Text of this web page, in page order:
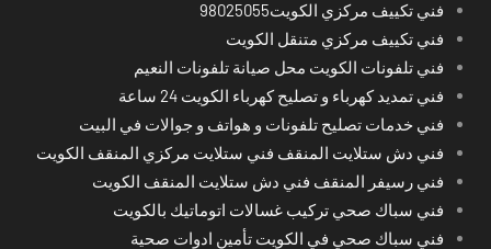
فني تكييف مركزي الكويت98025055
فني تكييف مركزي متنقل الكويت
فني تلفونات الكويت محل صيانة تلفونات النعيم
فني تمديد كهرباء و تصليح كهرباء الكويت 24 ساعة
فني خدمات تصليح تلفونات و هواتف و جوالات في البيت
فني دش ستلايت المنقف فني ستلايت مركزي المنقف الكويت
فني رسيفر المنقف فني دش ستلايت المنقف الكويت
فني سباك صحي تركيب غسالات اتوماتيك بالكويت
فني سباك صحي في الكويت تأمين ادوات صحية